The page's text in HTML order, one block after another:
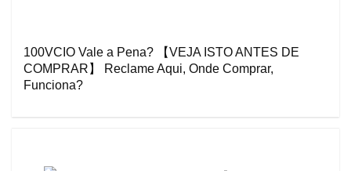
100VCIO Vale a Pena? 【VEJA ISTO ANTES DE
COMPRAR】 Reclame Aqui, Onde Comprar,
Funciona?